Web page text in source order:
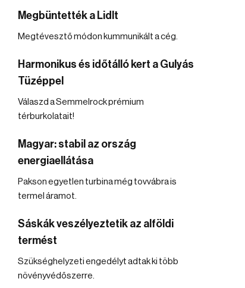
Megbüntették a Lidlt
Megtévesztő módon kummunikált a cég.
Harmonikus és időtálló kert a Gulyás
Tüzéppel
Válaszd a Semmelrock prémium
térburkolatait!
Magyar: stabil az ország
energiaellátása
Pakson egyetlen turbina még tovvábra is
termel áramot.
Sáskák veszélyeztetik az alföldi
termést
Szükséghelyzeti engedélyt adtak ki több
növényvédőszerre.